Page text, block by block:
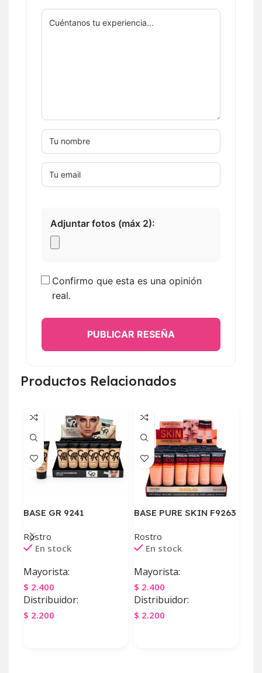
Adjuntar fotos (máx 2):
Confirmo que esta es una opinión
real.
PUBLICAR RESEÑA
Productos Relacionados
BASE GR 9241
Rostro
En stock
Mayorista:
$ 2.400
Distribuidor:
$ 2.200
BASE PURE SKIN F9263
Rostro
En stock
Mayorista:
$ 2.400
Distribuidor:
$ 2.200